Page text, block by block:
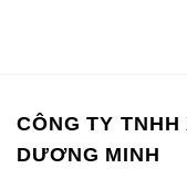
CÔNG TY
DƯƠNG MINH